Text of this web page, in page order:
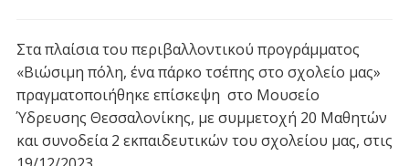
Στα πλαίσια του περιβαλλοντικού προγράμματος
«Βιώσιμη πόλη, ένα πάρκο τσέπης στο σχολείο μας»
πραγματοποιήθηκε επίσκεψη στο Μουσείο
Ύδρευσης Θεσσαλονίκης, με συμμετοχή 20 Μαθητών
και συνοδεία 2 εκπαιδευτικών του σχολείου μας, στις